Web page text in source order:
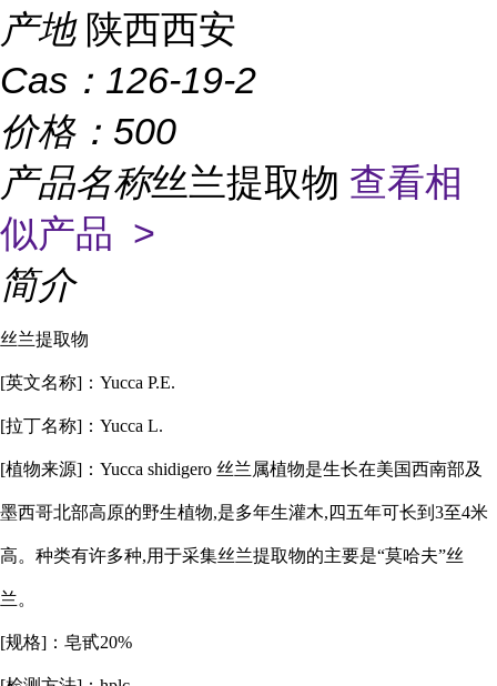
产地 陕西西安
Cas： 126-19-2
价格： 500
产品名称丝兰提取物 查看相
似产品 >
简介
丝兰提取物
[英文名称]：Yucca P.E.
[拉丁名称]：Yucca L.
[植物来源]：Yucca shidigero 丝兰属植物是生长在美国西南部及
墨西哥北部高原的野生植物,是多年生灌木,四五年可长到3至4米
高。种类有许多种,用于采集丝兰提取物的主要是“莫哈夫”丝
兰。
[规格]： 皂甙20%